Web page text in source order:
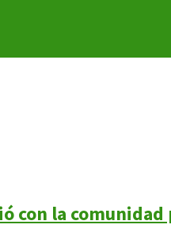
con la